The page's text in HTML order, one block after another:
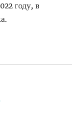
году, в